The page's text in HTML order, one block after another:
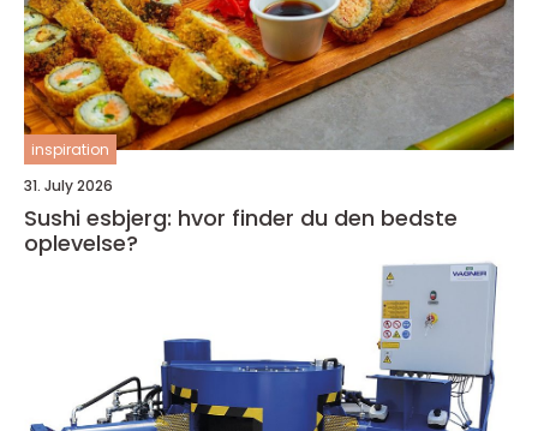
inspiration
31. July 2026
Sushi esbjerg: hvor finder du den bedste
oplevelse?